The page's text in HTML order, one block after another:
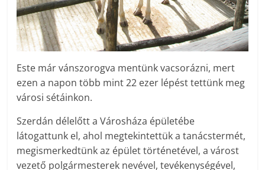
Este már vánszorogva mentünk vacsorázni, mert
ezen a napon több mint 22 ezer lépést tettünk meg
városi sétáinkon.
Szerdán délelőtt a Városháza épületébe
látogattunk el, ahol megtekintettük a tanácstermét,
megismerkedtünk az épület történetével, a várost
vezető polgármesterek nevével, tevékenységével,